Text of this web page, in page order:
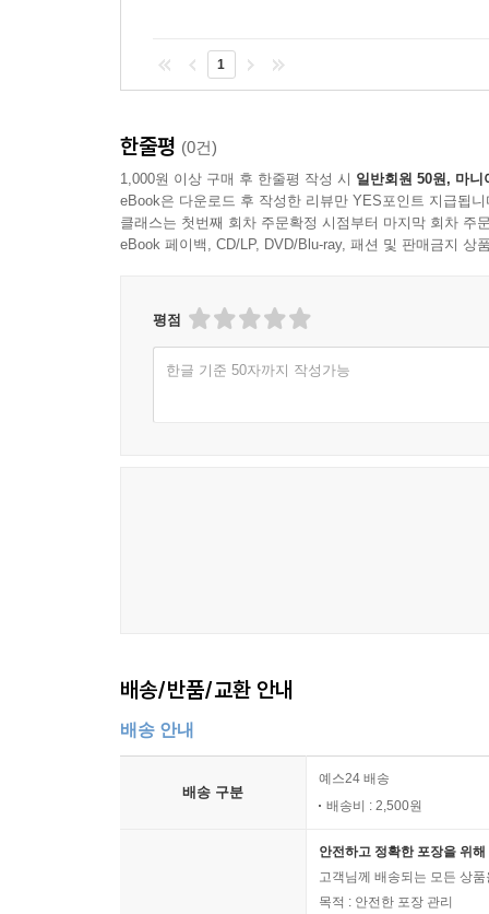
1
한줄평 (0건)
1,000원 이상 구매 후 한줄평 작성 시 일반회원 50원, 마니
eBook은 다운로드 후 작성한 리뷰만 YES포인트 지급됩니
클래스는 첫번째 회차 주문확정 시점부터 마지막 회차 주
eBook 페이백, CD/LP, DVD/Blu-ray, 패션 및 판매금지 상
평점
한글 기준 50자까지 작성가능
배송/반품/교환 안내
배송 안내
배송 구분
예스24 배송
배송비 : 2,500원
안전하고 정확한 포장을 위
고객님께 배송되는 모든 상
목적 : 안전한 포장 관리